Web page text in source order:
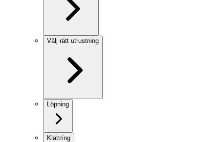
Välj rätt utrustning
Löpning
Klättring